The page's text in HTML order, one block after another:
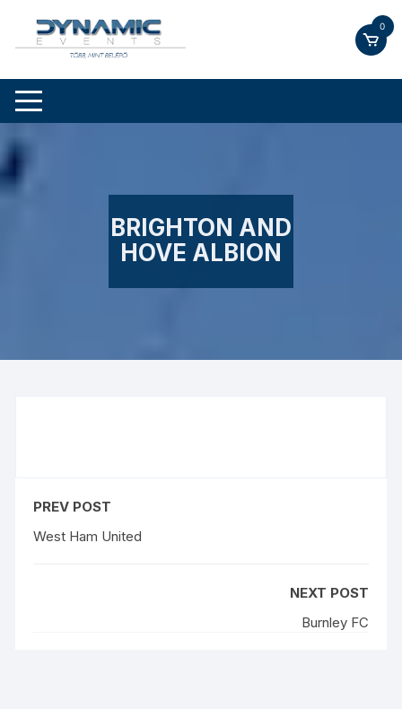
content
0
BRIGHTON AND
HOVE ALBION
PREV POST
West Ham United
NEXT POST
Burnley FC